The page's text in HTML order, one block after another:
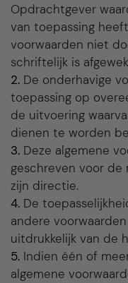
Artikel 6.
Betaling en
Artikel 7.
Artikel 8.
Garanties,
verjaringstermijn
Artikel 9.
Aansprakelijkheid
Artikel 10.
Vrijwaring
Opdrachtgever
van toepassing
voorwaarden niet
schriftelijk is
2. De onderhavige
toepassing op
de uitvoering
dienen te worden
3. Deze algemene
geschreven voor de
zijn directie.
4. De
andere
uitdrukkelijk van de
5. Indien één of
algemene